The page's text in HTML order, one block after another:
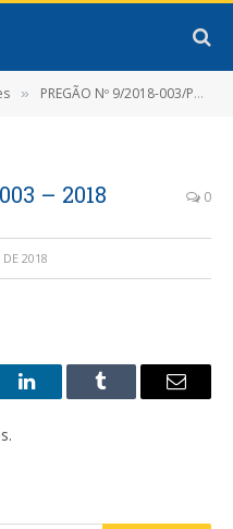
» PREGÃO Nº 9/2018-003/PMNT-PP-SRP
– 2018 0
DE 2018
LinkedInTumblr
E-